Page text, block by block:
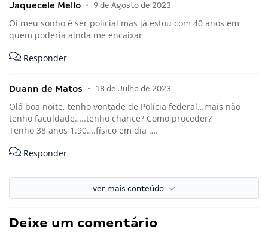
Jaquecele Mello • 9 de Agosto de 2023
Oi meu sonho é ser policial mas já estou com 40 anos em
quem poderia ainda me encaixar
Responder
Duann de Matos • 18 de Julho de 2023
Olá boa noite, tenho vontade de Polícia federal…mais não
tenho faculdade…..tenho chance? Como proceder?
Tenho 38 anos 1.90….físico em dia ….
Responder
ver mais conteúdo
Deixe um comentário